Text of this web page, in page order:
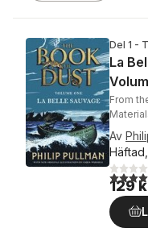
Del 1 -
La
From
Av
4,0
129